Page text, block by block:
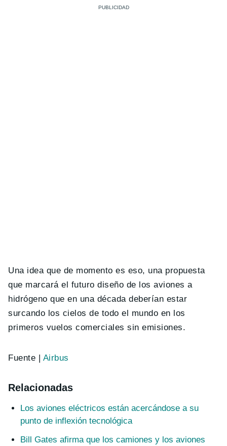
Una idea que de momento es eso, una propuesta
que marcará el futuro diseño de los aviones a
hidrógeno que en una década deberían estar
surcando los cielos de todo el mundo en los
primeros vuelos comerciales sin emisiones.
Fuente | Airbus
Relacionadas
Los aviones eléctricos están acercándose a su
punto de inflexión tecnológica
Bill Gates afirma que los camiones y los aviones